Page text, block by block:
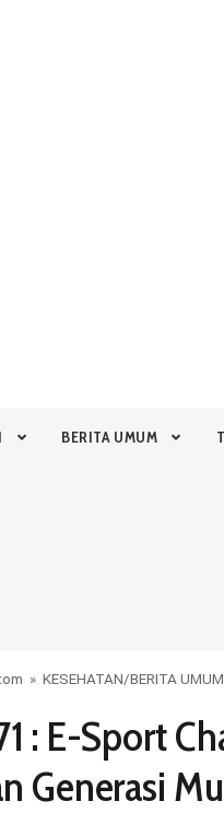
BERITA UMUM
» KESEHATAN/BERITA UMUM
: E-Sport
Generasi